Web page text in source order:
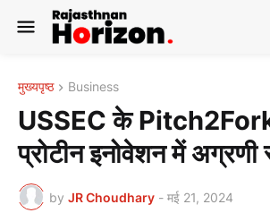
मुख्यपृष्ठ Business
USSEC के
प्रोटीन इनोवेशन में अग्रणी
by JR Choudhary - मई 21, 2024